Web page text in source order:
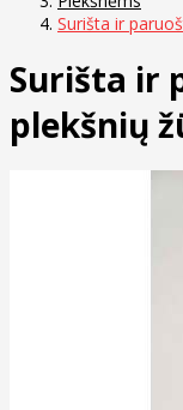
Surišta ir
Surišta ir
plekšnių